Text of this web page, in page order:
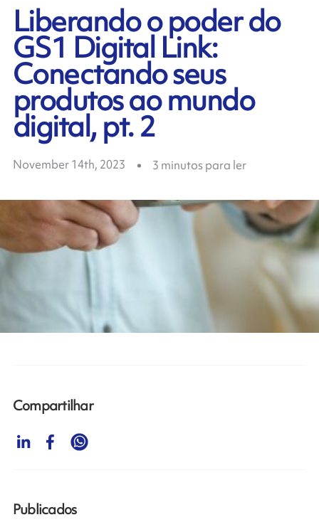
Liberando o poder do
GS1 Digital Link:
Conectando seus
produtos ao mundo
digital, pt. 2
November 14th, 2023 3 minutos para ler
Compartilhar
Publicados